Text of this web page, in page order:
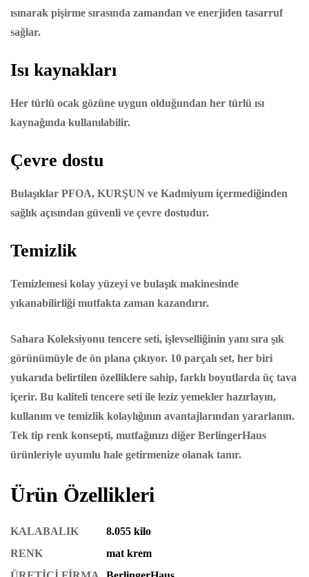
ısınarak pişirme sırasında zamandan ve enerjiden tasarruf
sağlar.
Isı kaynakları
Her türlü ocak gözüne uygun olduğundan her türlü ısı
kaynağında kullanılabilir.
Çevre dostu
Bulaşıklar PFOA, KURŞUN ve Kadmiyum içermediğinden
sağlık açısından güvenli ve çevre dostudur.
Temizlik
Temizlemesi kolay yüzeyi ve bulaşık makinesinde
yıkanabilirliği mutfakta zaman kazandırır.
Sahara Koleksiyonu tencere seti, işlevselliğinin yanı sıra şık
görünümüyle de ön plana çıkıyor. 10 parçalı set, her biri
yukarıda belirtilen özelliklere sahip, farklı boyutlarda üç tava
içerir. Bu kaliteli tencere seti ile leziz yemekler hazırlayın,
kullanım ve temizlik kolaylığının avantajlarından yararlanın.
Tek tip renk konsepti, mutfağınızı diğer BerlingerHaus
ürünleriyle uyumlu hale getirmenize olanak tanır.
Ürün Özellikleri
KALABALIK
8.055 kilo
RENK
mat krem